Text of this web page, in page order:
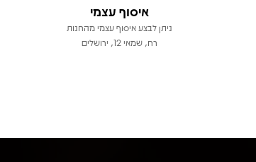
איסוף עצמי
ניתן לבצע איסוף עצמי מהחנות
רח, שמאי 12, ירושלים